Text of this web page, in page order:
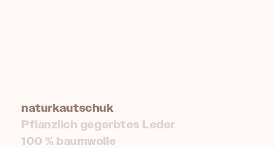
naturkautschuk
Pflanzlich gegerbtes Leder
100 % baumwolle